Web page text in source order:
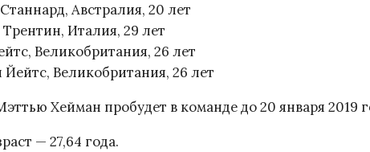
Австралия, 20 лет
Италия, 29 лет
Великобритания, 26 лет
Великобритания, 26 лет
Хейман пробудет в команде до 20 января 2019
— 27,64 года.